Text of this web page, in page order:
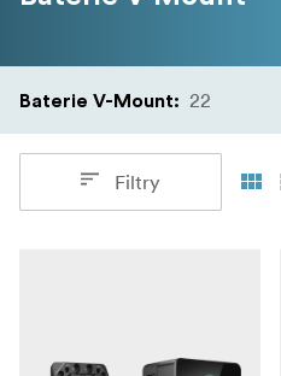
Baterie V-Mount: 22
Filtry